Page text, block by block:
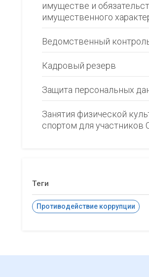
имуществе и
имущественного
Ведомственный
Кадровый резерв
Защита персональных
Занятия физической
спортом для участников
Теги
Противодействие коррупции